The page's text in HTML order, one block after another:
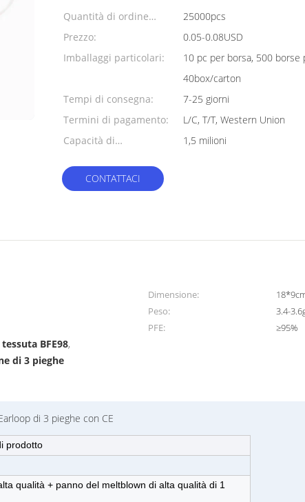
Quantità di ordine
minimo:
25000pcs
Prezzo:
0.05-0.08USD
Imballaggi particolari:
10 pc per borsa, 500
40box/carton
Tempi di consegna:
7-25 giorni
Termini di pagamento:
L/C, T/T, Western Union
Capacità di
1,5 milioni
CONTATTACI
Dimensione:
Peso:
3.4-
PFE:
≥95%
BFE98,
di 3 pieghe
di 3 pieghe con CE
prodotto
qualità + panno del meltblown di alta qualità di 1